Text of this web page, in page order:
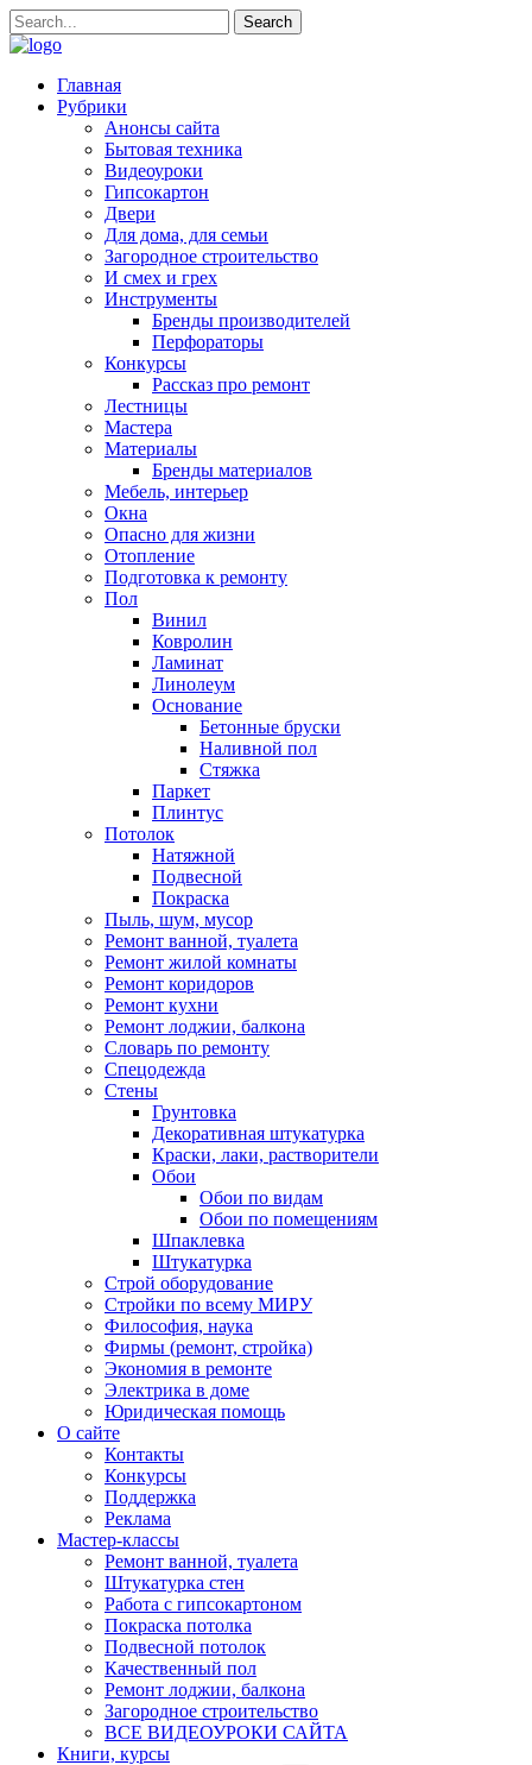
Главная
Рубрики
Анонсы сайта
Бытовая техника
Видеоуроки
Гипсокартон
Двери
Для дома, для семьи
Загородное строительство
И смех и грех
Инструменты
Бренды производителей
Перфораторы
Конкурсы
Рассказ про ремонт
Лестницы
Мастера
Материалы
Бренды материалов
Мебель, интерьер
Окна
Опасно для жизни
Отопление
Подготовка к ремонту
Пол
Винил
Ковролин
Ламинат
Линолеум
Основание
Бетонные бруски
Наливной пол
Стяжка
Паркет
Плинтус
Потолок
Натяжной
Подвесной
Покраска
Пыль, шум, мусор
Ремонт ванной, туалета
Ремонт жилой комнаты
Ремонт коридоров
Ремонт кухни
Ремонт лоджии, балкона
Словарь по ремонту
Спецодежда
Стены
Грунтовка
Декоративная штукатурка
Краски, лаки, растворители
Обои
Обои по видам
Обои по помещениям
Шпаклевка
Штукатурка
Строй оборудование
Стройки по всему МИРУ
Философия, наука
Фирмы (ремонт, стройка)
Экономия в ремонте
Электрика в доме
Юридическая помощь
О сайте
Контакты
Конкурсы
Поддержка
Реклама
Мастер-классы
Ремонт ванной, туалета
Штукатурка стен
Работа с гипсокартоном
Покраска потолка
Подвесной потолок
Качественный пол
Ремонт лоджии, балкона
Загородное строительство
ВСЕ ВИДЕОУРОКИ САЙТА
Книги, курсы